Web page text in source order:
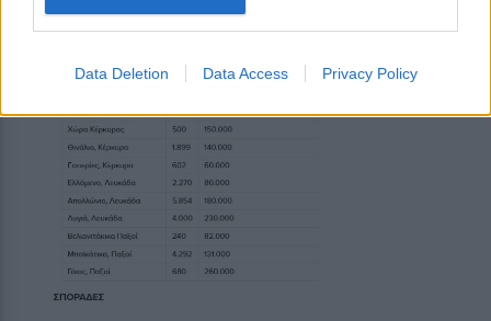
Data Deletion Data Access Privacy Policy